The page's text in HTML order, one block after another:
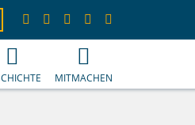
MITMACHEN